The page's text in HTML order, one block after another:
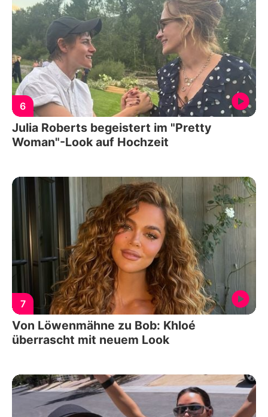
6
Julia Roberts begeistert im "Pretty
Woman"-Look auf Hochzeit
7
Von Löwenmähne zu Bob: Khloé
überrascht mit neuem Look